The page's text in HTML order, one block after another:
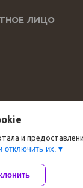
и
отключить их.